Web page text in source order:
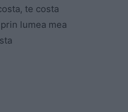
te costa
lumea mea